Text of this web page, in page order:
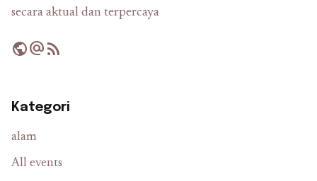
secara aktual dan terpercaya
publicalternate_emailrss_feed
Kategori
alam
All events